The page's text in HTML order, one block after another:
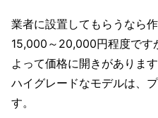
業者に設置してもらうなら
15,000～20,000円程度です
よって価格に開きがありま
ハイグレードなモデルは、
す。